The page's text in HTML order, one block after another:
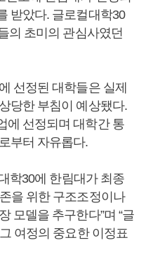
받았다. 글로컬대학30
의 초미의 관심사였던
선정된 대학들은 실제
당한 부침이 예상됐다.
에 선정되며 대학간 통
부터 자유롭다.
학30에 한림대가 최종
을 위한 구조조정이나
모델을 추구한다”며 “글
여정의 중요한 이정표